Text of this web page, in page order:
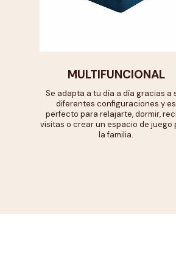
MULTIFUNCIONAL
Se adapta a tu día a día gracias a
diferentes configuraciones y es
perfecto para relajarte, dormir,
visitas o crear un espacio de juego
la familia.